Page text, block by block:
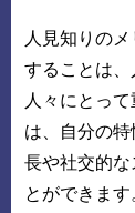
人見知りの
することは
人々にとっ
は、自分の
長や社交的な
とができま